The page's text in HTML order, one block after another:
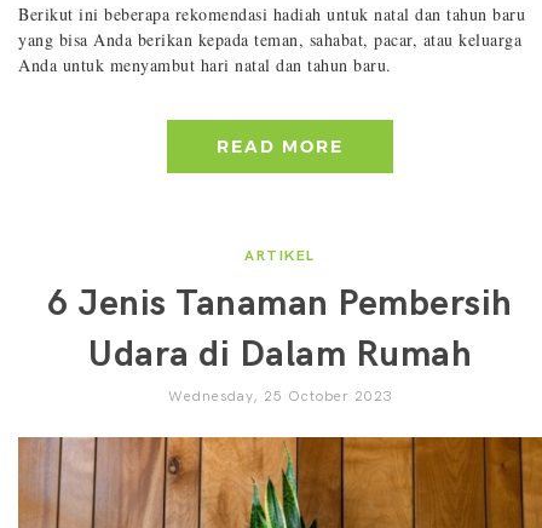
Berikut ini beberapa rekomendasi hadiah untuk natal dan tahun baru
yang bisa Anda berikan kepada teman, sahabat, pacar, atau keluarga
Anda untuk menyambut hari natal dan tahun baru.
READ MORE
ARTIKEL
6 Jenis Tanaman Pembersih
Udara di Dalam Rumah
Wednesday, 25 October 2023